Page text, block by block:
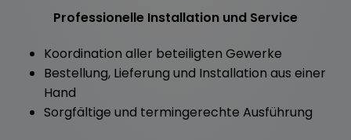
Professionelle Installation und Service
Koordination aller beteiligten Gewerke
Bestellung, Lieferung und Installation aus einer
Hand
Sorgfältige und termingerechte Ausführung